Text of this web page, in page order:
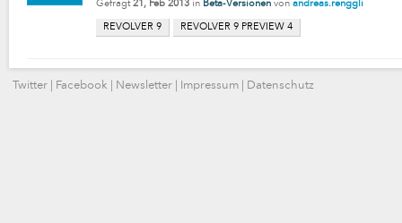
Gefragt 21, Feb 2013 in Beta-Versionen von andreas.renggli
REVOLVER 9 REVOLVER 9 PREVIEW 4
Twitter Facebook Newsletter Impressum Datenschutz